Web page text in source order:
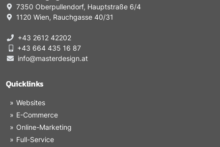
7350 Oberpullendorf, Hauptstraße 6/4
1120 Wien, Rauchgasse 40/31
+43 2612 42202
+43 664 435 16 87
info@masterdesign.at
Quicklinks
Websites
E-Commerce
Online-Marketing
Full-Service